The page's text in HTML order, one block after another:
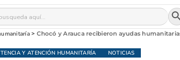
> Chocó y Arauca recibieron ayudas
Y ATENCIÓN HUMANITARÍA NOTICIAS